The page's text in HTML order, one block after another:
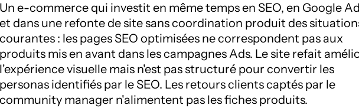
Un e-commerce qui investit en même temps en SEO, en Google
et dans une refonte de site sans coordination produit des
courantes : les pages SEO optimisées ne correspondent pas aux
produits mis en avant dans les campagnes Ads. Le site refait
l'expérience visuelle mais n'est pas structuré pour convertir les
personas identifiés par le SEO. Les retours clients captés par le
community manager n'alimentent pas les fiches produits.